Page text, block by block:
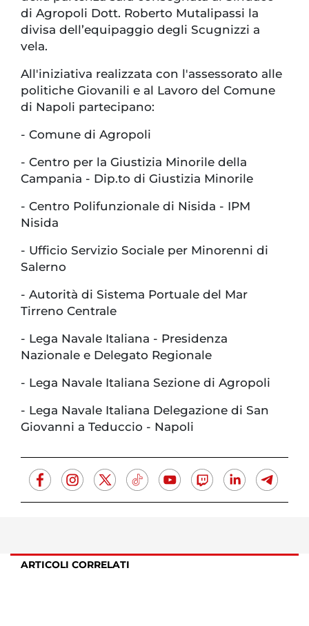
di Agropoli Dott. Roberto Mutalipassi la
divisa dell’equipaggio degli Scugnizzi a
vela.
All'iniziativa realizzata con l'assessorato alle
politiche Giovanili e al Lavoro del Comune
di Napoli partecipano:
- Comune di Agropoli
- Centro per la Giustizia Minorile della
Campania - Dip.to di Giustizia Minorile
- Centro Polifunzionale di Nisida - IPM
Nisida
- Ufficio Servizio Sociale per Minorenni di
Salerno
- Autorità di Sistema Portuale del Mar
Tirreno Centrale
- Lega Navale Italiana - Presidenza
Nazionale e Delegato Regionale
- Lega Navale Italiana Sezione di Agropoli
- Lega Navale Italiana Delegazione di San
Giovanni a Teduccio - Napoli
ARTICOLI CORRELATI